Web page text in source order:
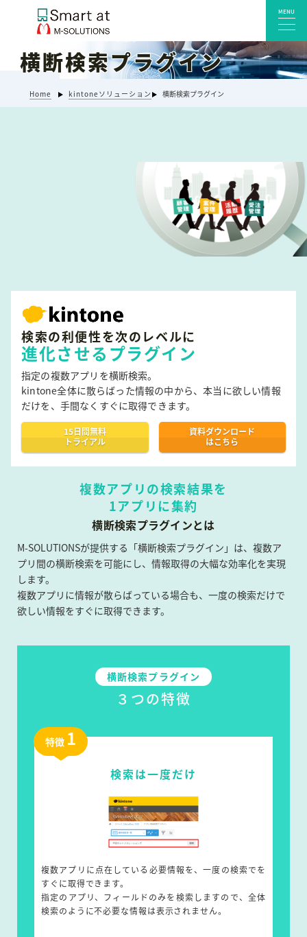
MENU
横断検索プラグイン
Home kintoneソリューション 横断検索プラグイン
検索の利便性を次のレベルに
進化させるプラグイン
指定の複数アプリを横断検索。
kintone全体に散らばった情報の中から、本当に欲しい情報
だけを、手間なくすぐに取得できます。
15日間無料
トライアル
資料ダウンロード
はこちら
複数アプリの検索結果を
1アプリに集約
横断検索プラグインとは
M-SOLUTIONSが提供する「横断検索プラグイン」は、複数ア
プリ間の横断検索を可能にし、情報取得の大幅な効率化を実現
します。
複数アプリに情報が散らばっている場合も、一度の検索だけで
欲しい情報をすぐに取得できます。
横断検索プラグイン
３つの特徴
特徴 1
検索は一度だけ
複数アプリに点在している必要情報を、一度の検索でを
すぐに取得できます。
指定のアプリ、フィールドのみを検索しますので、全体
検索のように不必要な情報は表示されません。